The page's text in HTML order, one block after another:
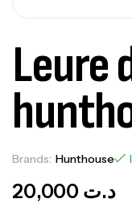
Leure
Brands: Hunthouse
د.ت